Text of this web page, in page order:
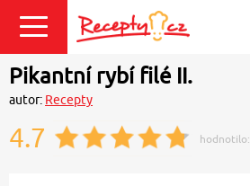
Přihlásit se
Pikantní rybí filé II.
autor: Recepty
4.7 hodnotilo: